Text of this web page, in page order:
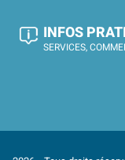
INFOS
SERVICES,